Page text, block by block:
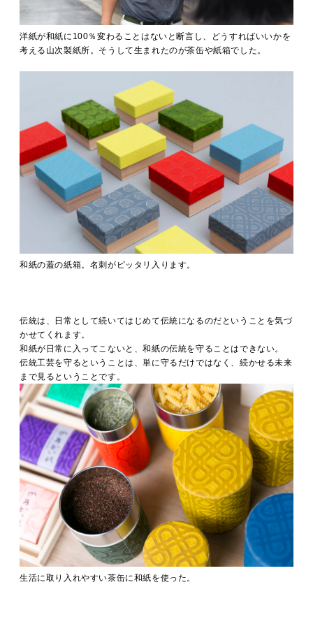
洋紙が和紙に100％変わることはないと断言し、どうすればいいかを
考える山次製紙所。そうして生まれたのが茶缶や紙箱でした。
和紙の蓋の紙箱。名刺がピッタリ入ります。
伝統は、日常として続いてはじめて伝統になるのだということを気づ
かせてくれます。
和紙が日常に入ってこないと、和紙の伝統を守ることはできない。
伝統工芸を守るということは、単に守るだけではなく、続かせる未来
まで見るということです。
生活に取り入れやすい茶缶に和紙を使った。